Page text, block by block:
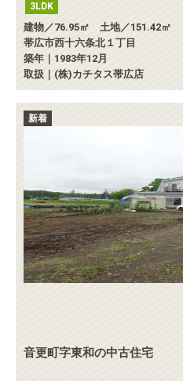
3LDK
建物／76.95㎡ 土地／151.42㎡
帯広市西十六条北１丁目
築年｜1983年12月
取扱｜(株)カチタス帯広店
新着
音更町字東和の中古住宅